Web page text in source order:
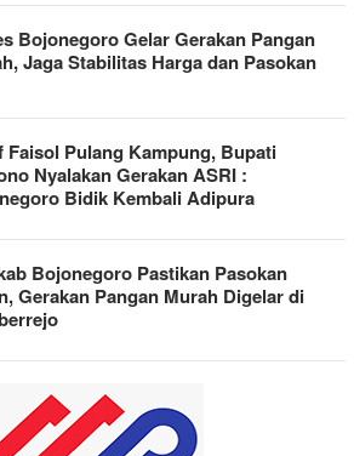
Bojonegoro Gelar Gerakan Pangan
Jaga Stabilitas Harga dan Pasokan
Faisol Pulang Kampung, Bupati
Nyalakan Gerakan ASRI :
Bidik Kembali Adipura
Bojonegoro Pastikan Pasokan
Gerakan Pangan Murah Digelar di